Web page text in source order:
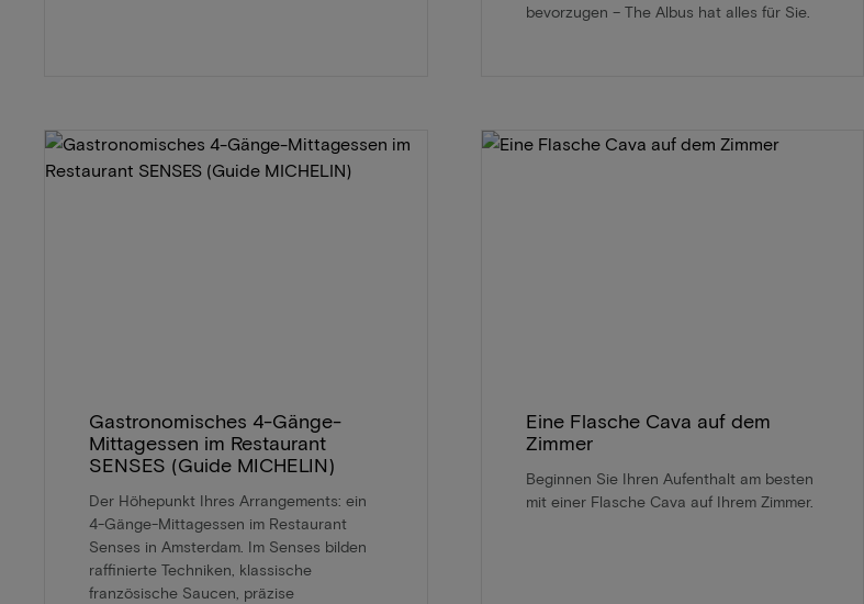
bevorzugen – The Albus hat alles für Sie.
Gastronomisches 4-Gänge-
Mittagessen im Restaurant
SENSES (Guide MICHELIN)
Der Höhepunkt Ihres Arrangements: ein
4-Gänge-Mittagessen im Restaurant
Senses in Amsterdam. Im Senses bilden
raffinierte Techniken, klassische
französische Saucen, präzise
Eine Flasche Cava auf dem
Zimmer
Beginnen Sie Ihren Aufenthalt am besten
mit einer Flasche Cava auf Ihrem Zimmer.